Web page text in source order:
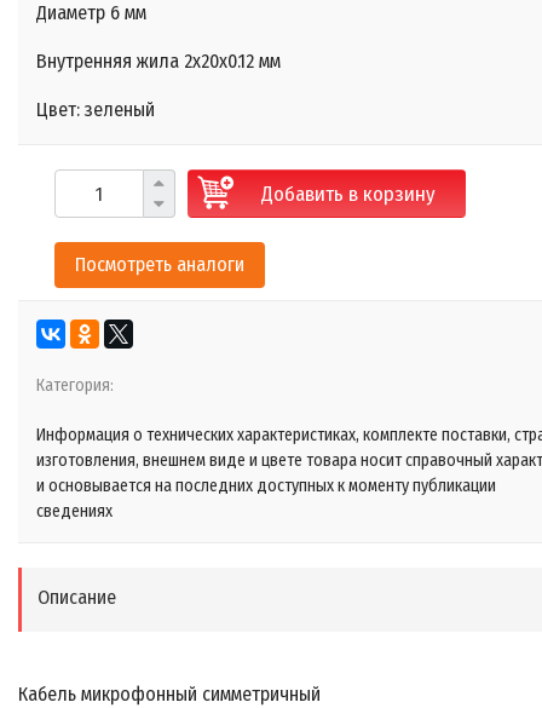
Диаметр 6 мм
Внутренняя жила 2х20х0.12 мм
Цвет: зеленый
Добавить в корзину
Посмотреть аналоги
Категория:
Информация о технических характеристиках, комплекте поставки,
изготовления, внешнем виде и цвете товара носит справочный
и основывается на последних доступных к моменту публикации
сведениях
Описание
Кабель микрофонный симметричный